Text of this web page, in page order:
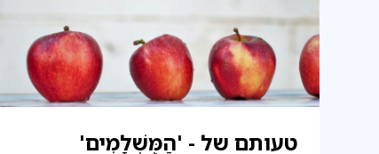
טעותם של - 'הַמֻּשְׁלָמִים'